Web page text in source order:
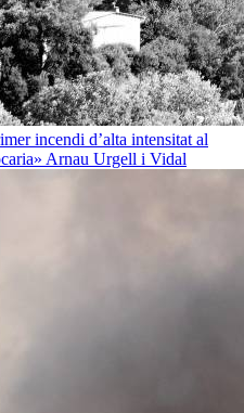
incendi d’alta intensitat al
Arnau Urgell i Vidal